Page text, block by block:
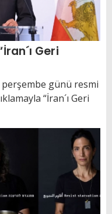
Geri
perşembe günü resmi
“İran´ı Geri